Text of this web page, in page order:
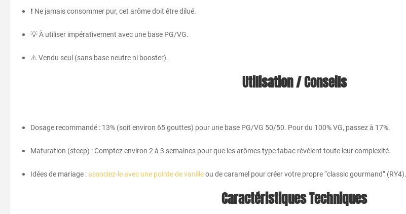
❗ Ne jamais consommer pur, cet arôme doit être dilué.
💡 À utiliser impérativement avec une base PG/VG.
⚠️ Vendu seul (sans base neutre ni booster).
Utilisation / Conseils
Dosage recommandé : 13% (soit environ 65 gouttes) pour une base PG/VG 50/50. Pour du 100% VG, passez à 17%.
Maturation (steep) : Comptez environ 2 à 3 semaines pour que les arômes type tabac révèlent toute leur complexité.
Idées de mariage :associez-le avec une pointe de vanilleou de caramel pour créer votre propre “classic gourmand” (RY4).
Caractéristiques Techniques